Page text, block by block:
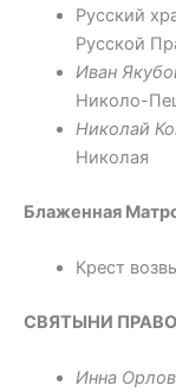
Русский
Русской
Иван
Николо-
Николай
Николая
Блаженная
Крест
СВЯТЫНИ
Инна